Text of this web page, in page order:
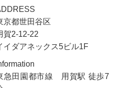
京都世田谷区
賀2-12-22
イダアネックス5ビル1F
急田園都市線 用賀駅 徒歩7